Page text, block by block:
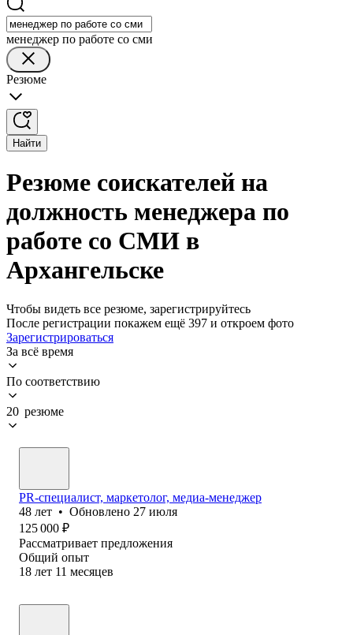
менеджер по работе со сми
Резюме
Найти
Резюме соискателей на
должность менеджера по
работе со СМИ в
Архангельске
Чтобы видеть все резюме, зарегистрируйтесь
После регистрации покажем ещё 397 и откроем фото
Зарегистрироваться
За всё время
По соответствию
20 резюме
PR-специалист, маркетолог, медиа-менеджер
48 лет • Обновлено 27 июля
125 000 ₽
Рассматривает предложения
Общий опыт
18 лет 11 месяцев